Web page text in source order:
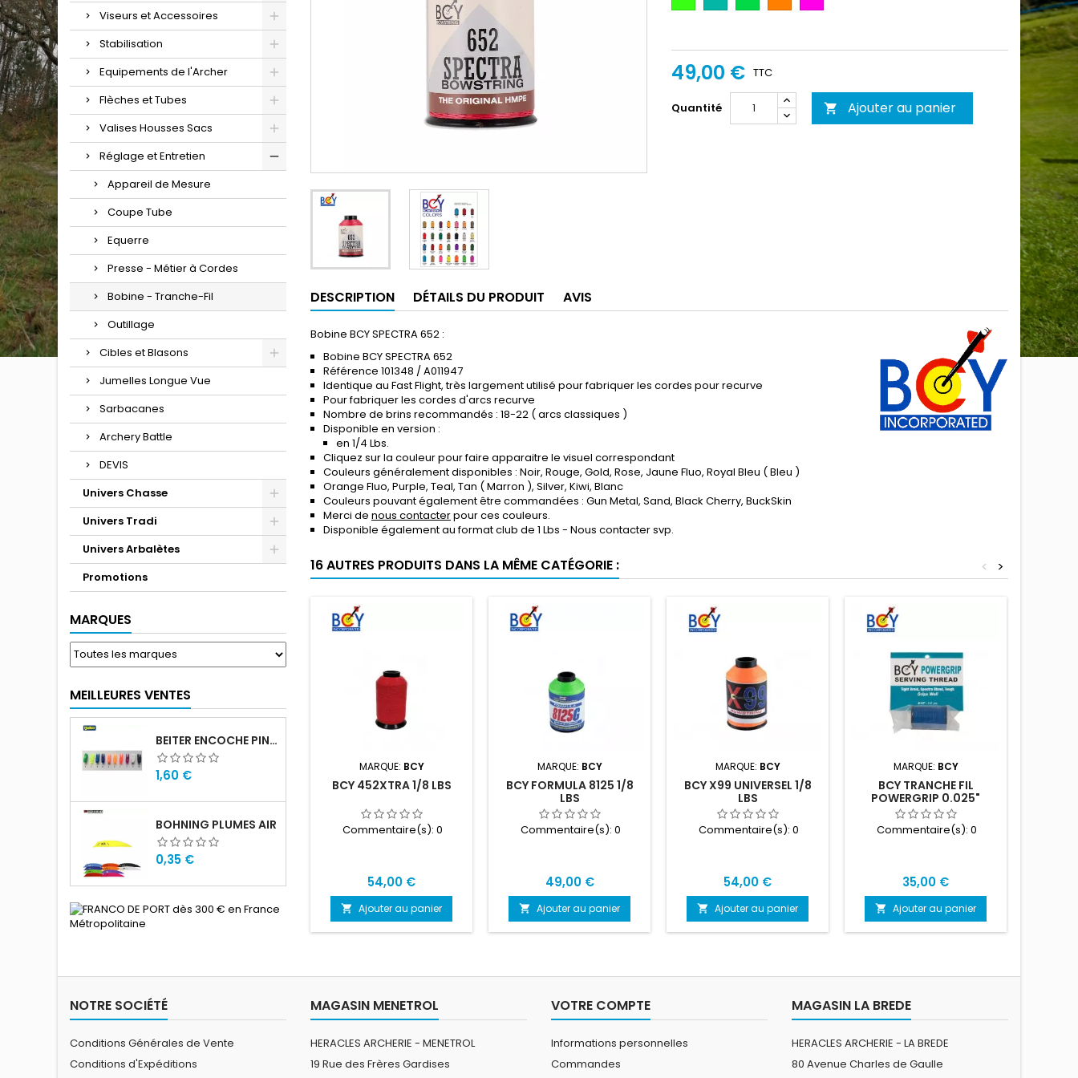
Viseurs et Accessoires
Stabilisation
Equipements de l'Archer
Flèches et Tubes
Valises Housses Sacs
Réglage et Entretien
Appareil de Mesure
Coupe Tube
Equerre
Presse - Métier à Cordes
Bobine - Tranche-Fil
Outillage
Cibles et Blasons
Jumelles Longue Vue
Sarbacanes
Archery Battle
DEVIS
Univers Chasse
Univers Tradi
Univers Arbalètes
Promotions
MARQUES
MEILLEURES VENTES
BEITER ENCOCHE PIN SMALL
Prix
1,60 €
BOHNING PLUMES AIR
Prix
0,35 €
Fluo
Fluo
Purple
49,00 € TTC
Quantité  Ajouter au panier
DESCRIPTION DÉTAILS DU PRODUIT AVIS
Bobine BCY SPECTRA 652 :
Bobine BCY SPECTRA 652
Référence 101348 / A011947
Identique au Fast Flight, très largement utilisé pour fabriquer les cordes pour recurve
Pour fabriquer les cordes d'arcs recurve
Nombre de brins recommandés : 18-22 ( arcs classiques )
Disponible en version :
en 1/4 Lbs.
Cliquez sur la couleur pour faire apparaitre le visuel correspondant
Couleurs généralement disponibles : Noir, Rouge, Gold, Rose, Jaune Fluo, Royal Bleu ( Bleu )
Orange Fluo, Purple, Teal, Tan ( Marron ), Silver, Kiwi, Blanc
Couleurs pouvant également être commandées : Gun Metal, Sand, Black Cherry, BuckSkin
Merci de nous contacterpour ces couleurs.
Disponible également au format club de 1 Lbs - Nous contacter svp.
16 AUTRES PRODUITS DANS LA MÊME CATÉGORIE : >
<
MARQUE: BCY
BCY 452XTRA 1/8 LBS
Commentaire(s): 0
Prix
54,00 €
 Ajouter au panier
MARQUE: BCY
BCY FORMULA 8125 1/8
LBS
Commentaire(s): 0
Prix
49,00 €
 Ajouter au panier
MARQUE: BCY
BCY X99 UNIVERSEL 1/8
LBS
Commentaire(s): 0
Prix
54,00 €
 Ajouter au panier
MARQUE: BCY
BCY TRANCHE FIL
POWERGRIP 0.025"
Commentaire(s): 0
Prix
35,00 €
 Ajouter au panier
NOTRE SOCIÉTÉ
Conditions Générales de Vente
Conditions d'Expéditions
MAGASIN MENETROL
HERACLES ARCHERIE - MENETROL
19 Rue des Frères Gardises
VOTRE COMPTE
Informations personnelles
Commandes
MAGASIN LA BREDE
HERACLES ARCHERIE - LA BREDE
80 Avenue Charles de Gaulle